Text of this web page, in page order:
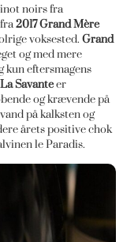
noirs fra
fra2017 Grand Mère
voksested.Grand
og med mere
kun eftersmagens
La Savanteer
og krævende på
på kalksten og
årets positive chok
le Paradis.